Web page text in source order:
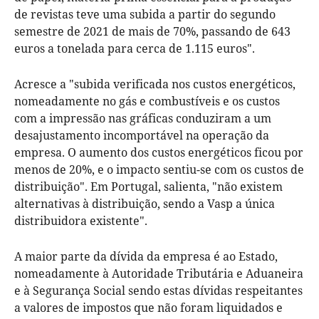
de revistas teve uma subida a partir do segundo
semestre de 2021 de mais de 70%, passando de 643
euros a tonelada para cerca de 1.115 euros".
Acresce a "subida verificada nos custos energéticos,
nomeadamente no gás e combustíveis e os custos
com a impressão nas gráficas conduziram a um
desajustamento incomportável na operação da
empresa. O aumento dos custos energéticos ficou por
menos de 20%, e o impacto sentiu-se com os custos de
distribuição". Em Portugal, salienta, "não existem
alternativas à distribuição, sendo a Vasp a única
distribuidora existente".
A maior parte da dívida da empresa é ao Estado,
nomeadamente à Autoridade Tributária e Aduaneira
e à Segurança Social sendo estas dívidas respeitantes
a valores de impostos que não foram liquidados e